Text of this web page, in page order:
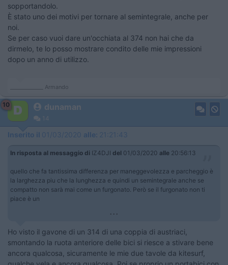
sopportandolo.
È stato uno dei motivi per tornare al semintegrale, anche per
noi.
Se per caso vuoi dare un'occhiata al 374 non hai che da
dirmelo, te lo posso mostrare condito delle mie impressioni
dopo un anno di utilizzo.
_____________ Armando
10 dunaman
14
Inserito il 01/03/2020 alle: 21:21:43
In risposta al messaggio di IZ4DJI del 01/03/2020 alle 20:56:13
quello che fa tantissima differenza per maneggevolezza e parcheggio è
la larghezza piu che la lunghezza e quindi un semintegrale anche se
compatto non sarà mai come un furgonato. Però se il furgonato non ti
piace è un
...
Ho visto il gavone di un 314 di una coppia di austriaci,
smontando la ruota anteriore delle bici si riesce a stivare bene
ancora qualcosa, sicuramente le mie due tavole da kitesurf,